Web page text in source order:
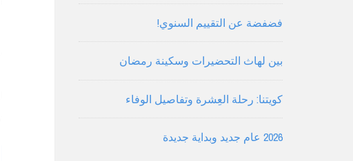
فضفضة عن التقييم السنوي!
بين لهاث التحضيرات وسكينة رمضان
كويتنا: رحلة العِشرة وتفاصيل الوفاء
2026 عام جديد وبداية جديدة